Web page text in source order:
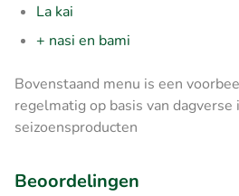
La kai
+ nasi en bami
Bovenstaand menu is een
regelmatig op basis van
seizoensproducten
Beoordelingen